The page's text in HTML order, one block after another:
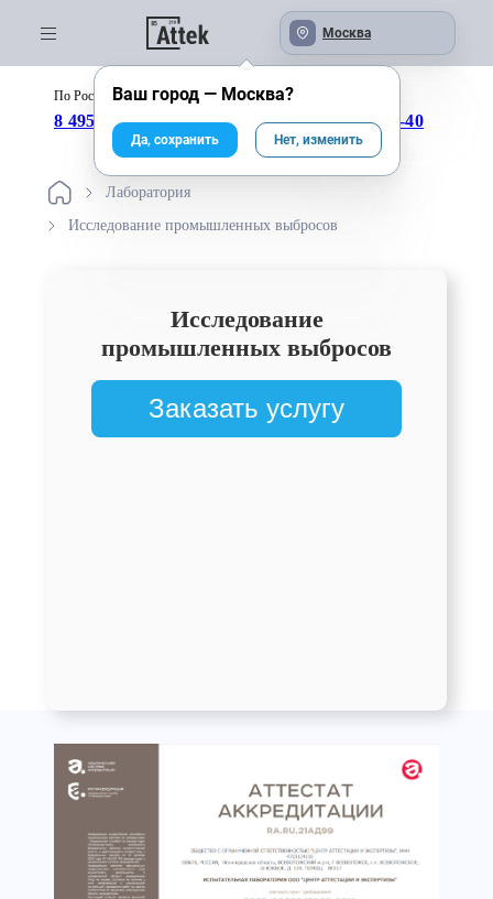
Москва
По России бесплатно:
8 495 246-04-43 8 800 333-25-40
Лаборатория
Исследование промышленных выбросов
Исследование
промышленных выбросов
Заказать услугу
Ваш город — Москва?
Да, сохранить Нет, изменить